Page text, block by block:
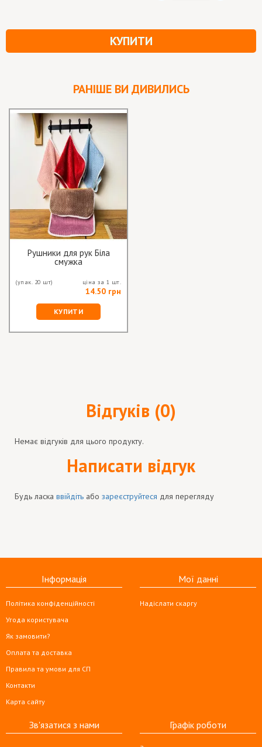
КУПИТИ
РАНІШЕ ВИ ДИВИЛИСЬ
Рушники для рук Біла
смужка
(упак. 20 шт) ціна за 1 шт.
14.50 грн
КУПИТИ
Відгуків (0)
Немає відгуків для цього продукту.
Написати відгук
Будь ласка ввійдіть або зареєструйтеся для перегляду
Інформація
Політика конфіденційності
Угода користувача
Як замовити?
Оплата та доставка
Правила та умови для СП
Контакти
Карта сайту
Мої данні
Надіслати скаргу
Зв'язатися з нами Графік роботи